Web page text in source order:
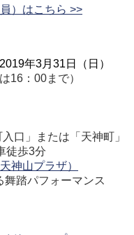
）はこちら >>
年3月31日（日）
16：00まで）
口」または「天神町」
徒歩3分
神山プラザ）
踏パフォーマンス